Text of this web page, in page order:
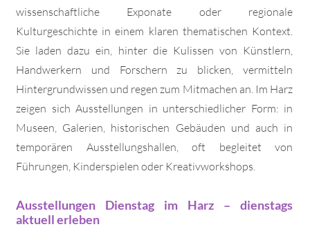
wissenschaftliche Exponate oder regionale
Kulturgeschichte in einem klaren thematischen Kontext.
Sie laden dazu ein, hinter die Kulissen von Künstlern,
Handwerkern und Forschern zu blicken, vermitteln
Hintergrundwissen und regen zum Mitmachen an. Im Harz
zeigen sich Ausstellungen in unterschiedlicher Form: in
Museen, Galerien, historischen Gebäuden und auch in
temporären Ausstellungshallen, oft begleitet von
Führungen, Kinderspielen oder Kreativworkshops.
Ausstellungen Dienstag im Harz – dienstags
aktuell erleben